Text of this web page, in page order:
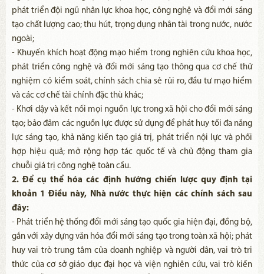
phát triển đội ngũ nhân lực khoa học, công nghệ và đổi mới sáng
tạo chất lượng cao; thu hút, trọng dụng nhân tài trong nước, nước
ngoài;
- Khuyến khích hoạt động mạo hiểm trong nghiên cứu khoa học,
phát triển công nghệ và đổi mới sáng tạo thông qua cơ chế thử
nghiệm có kiểm soát, chính sách chia sẻ rủi ro, đầu tư mạo hiểm
và các cơ chế tài chính đặc thù khác;
- Khơi dậy và kết nối mọi nguồn lực trong xã hội cho đổi mới sáng
tạo; bảo đảm các nguồn lực được sử dụng để phát huy tối đa năng
lực sáng tạo, khả năng kiến tạo giá trị, phát triển nội lực và phối
hợp hiệu quả; mở rộng hợp tác quốc tế và chủ động tham gia
chuỗi giá trị công nghệ toàn cầu.
2. Để cụ thể hóa các định hướng chiến lược quy định tại
khoản 1 Điều này, Nhà nước thực hiện các chính sách sau
đây:
- Phát triển hệ thống đổi mới sáng tạo quốc gia hiện đại, đồng bộ,
gắn với xây dựng văn hóa đổi mới sáng tạo trong toàn xã hội; phát
huy vai trò trung tâm của doanh nghiệp và người dân, vai trò tri
thức của cơ sở giáo dục đại học và viện nghiên cứu, vai trò kiến